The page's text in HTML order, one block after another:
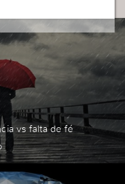
vs falta de fé